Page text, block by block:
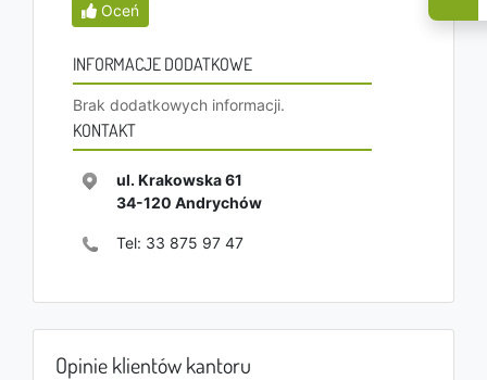
Oceń
INFORMACJE DODATKOWE
Brak dodatkowych informacji.
KONTAKT
ul. Krakowska 61
34-120 Andrychów
Tel: 33 875 97 47
Opinie klientów kantoru